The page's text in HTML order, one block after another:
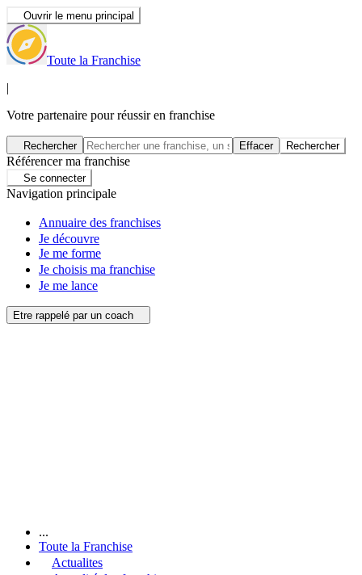
Ouvrir le menu principal
Toute la Franchise
|
Votre partenaire pour réussir en franchise
Rechercher Effacer Rechercher
Référencer ma franchise
Se connecter
Navigation principale
Annuaire des franchises
Je découvre
Je me forme
Je choisis ma franchise
Je me lance
Etre rappelé par un coach
...
Toute la Franchise
Actualites